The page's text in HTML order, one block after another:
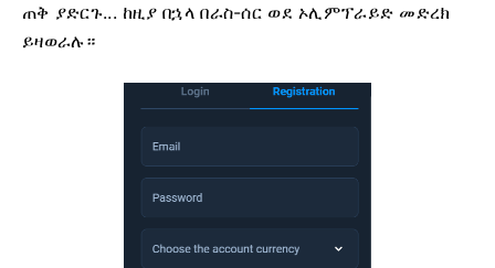
ጠቅ ያድርጉ... ከዚያ በኋላ በራስ-ሰር ወደ ኦሊምፕራይድ መድረክ
ይዛወራሉ።